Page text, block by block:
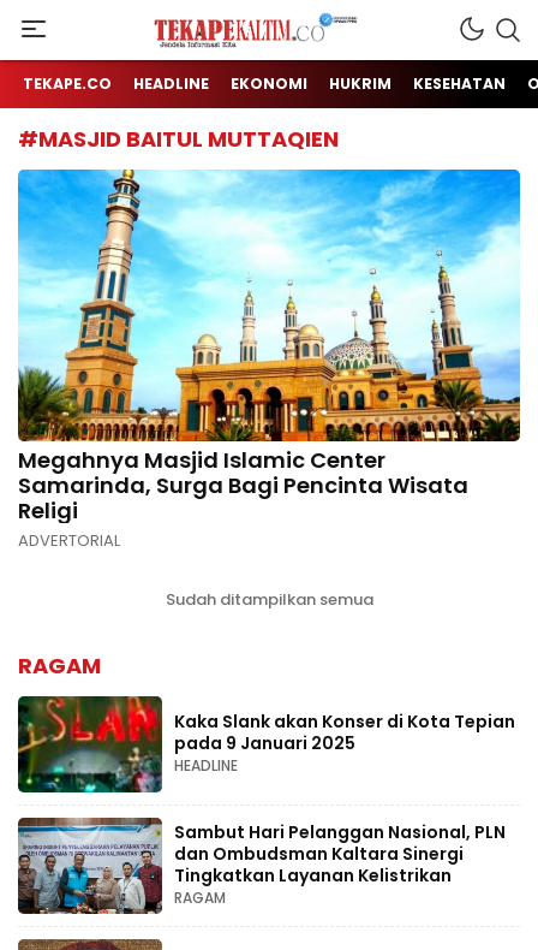
TEKAPE KALTIM
Jendela Informasi Kita
TEKAPE.CO HEADLINE EKONOMI HUKRIM KESEHATAN
#MASJID BAITUL MUTTAQIEN
Megahnya Masjid Islamic Center
Samarinda, Surga Bagi Pencinta Wisata
Religi
ADVERTORIAL
Sudah ditampilkan semua
RAGAM
Kaka Slank akan Konser di Kota Tepian
pada 9 Januari 2025
HEADLINE
Sambut Hari Pelanggan Nasional, PLN
dan Ombudsman Kaltara Sinergi
Tingkatkan Layanan Kelistrikan
RAGAM